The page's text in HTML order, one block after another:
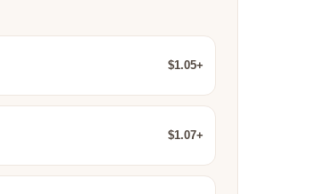
$1.05+
$1.07+